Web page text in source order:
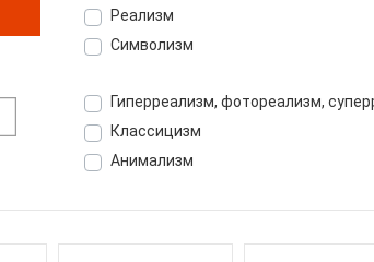
Реализм
Символизм
Гиперреализм, фотореализм,
Классицизм
Анимализм